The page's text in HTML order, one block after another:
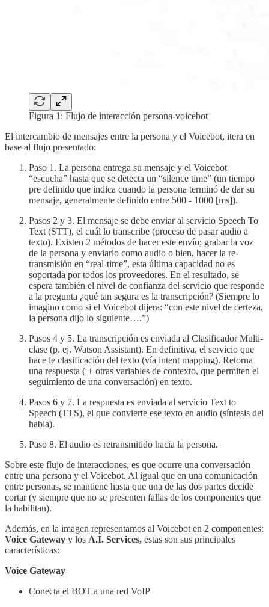
Figura 1: Flujo de interacción persona-voicebot
El intercambio de mensajes entre la persona y el Voicebot, itera en
base al flujo presentado:
Paso 1. La persona entrega su mensaje y el Voicebot
“escucha” hasta que se detecta un “silence time” (un tiempo
pre definido que indica cuando la persona terminó de dar su
mensaje, generalmente definido entre 500 - 1000 [ms]).
Pasos 2 y 3. El mensaje se debe enviar al servicio Speech To
Text (STT), el cuál lo transcribe (proceso de pasar audio a
texto). Existen 2 métodos de hacer este envío; grabar la voz
de la persona y enviarlo como audio o bien, hacer la re-
transmisión en “real-time”, esta última capacidad no es
soportada por todos los proveedores. En el resultado, se
espera también el nivel de confianza del servicio que responde
a la pregunta ¿qué tan segura es la transcripción? (Siempre lo
imagino como si el Voicebot dijera: “con este nivel de certeza,
la persona dijo lo siguiente….”)
Pasos 4 y 5. La transcripción es enviada al Clasificador Multi-
clase (p. ej. Watson Assistant). En definitiva, el servicio que
hace le clasificación del texto (vía intent mapping). Retorna
una respuesta ( + otras variables de contexto, que permiten el
seguimiento de una conversación) en texto.
Pasos 6 y 7. La respuesta es enviada al servicio Text to
Speech (TTS), el que convierte ese texto en audio (síntesis del
habla).
Paso 8. El audio es retransmitido hacia la persona.
Sobre este flujo de interacciones, es que ocurre una conversación
entre una persona y el Voicebot. Al igual que en una comunicación
entre personas, se mantiene hasta que una de las dos partes decide
cortar (y siempre que no se presenten fallas de los componentes que
la habilitan).
Además, en la imagen representamos al Voicebot en 2 componentes:
Voice Gateway y los A.I. Services, estas son sus principales
características:
Voice Gateway
Conecta el BOT a una red VoIP